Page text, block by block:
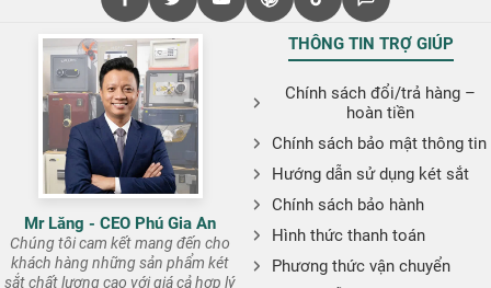
Mr Lăng - CEO Phú Gia An
Chúng tôi cam kết mang đến cho
khách hàng những sản phẩm két
sắt chất lượng cao với giá cả hợp lý
THÔNG TIN TRỢ GIÚP
Chính sách đổi/trả hàng –
hoàn tiền
Chính sách bảo mật thông tin
Hướng dẫn sử dụng két sắt
Chính sách bảo hành
Hình thức thanh toán
Phương thức vận chuyển